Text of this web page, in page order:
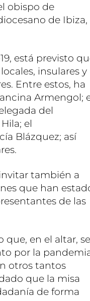
obispo de
de Ibiza,
está previsto
insulares y
Entre estos, ha
Armengol;
del
el
Blázquez; así
también a
que han
de las
que, en el altar, se
por la
otros tantos
que la misa
de forma